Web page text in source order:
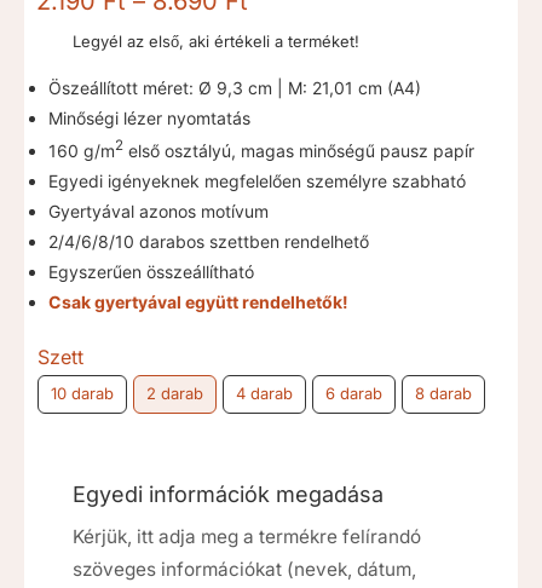
2.190 Ft
8.690 Ft
Legyél az első, aki értékeli a terméket!
Öszeállított méret: Ø 9,3 cm | M: 21,01 cm (A4)
Minőségi lézer nyomtatás
160 g/m2 első osztályú, magas minőségű pausz papír
Egyedi igényeknek megfelelően személyre szabható
Gyertyával azonos motívum
2/4/6/8/10 darabos szettben rendelhető
Egyszerűen összeállítható
Csak gyertyával együtt rendelhetők!
Szett
10 darab 2 darab 4 darab 6 darab 8 darab
Egyedi információk megadása
Kérjük, itt adja meg a termékre felírandó
szöveges információkat (nevek, dátum,